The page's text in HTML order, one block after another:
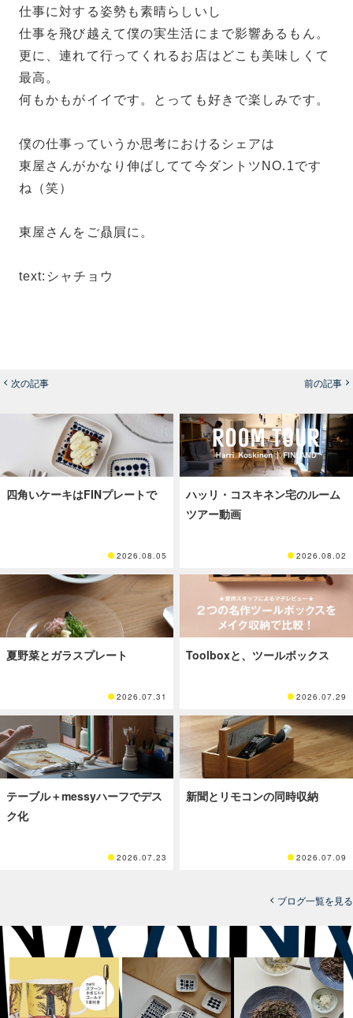
仕事に対する姿勢も素晴らしいし
仕事を飛び越えて僕の実生活にまで影響あるもん。
更に、連れて行ってくれるお店はどこも美味しくて
最高。
何もかもがイイです。とっても好きで楽しみです。
僕の仕事っていうか思考におけるシェアは
東屋さんがかなり伸ばしてて今ダントツNO.1です
ね（笑）
東屋さんをご贔屓に。
text:シャチョウ
次の記事 前の記事
四角いケーキはFINプレートで
2026.08.05
ハッリ・コスキネン宅のルーム
ツアー動画
2026.08.02
夏野菜とガラスプレート
2026.07.31
Toolboxと、ツールボックス
2026.07.29
テーブル＋messyハーフでデス
ク化
2026.07.23
新聞とリモコンの同時収納
2026.07.09
ブログ一覧を見る